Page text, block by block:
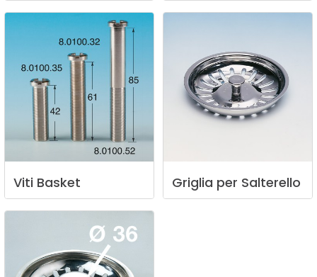
Viti Basket Griglia per Salterello